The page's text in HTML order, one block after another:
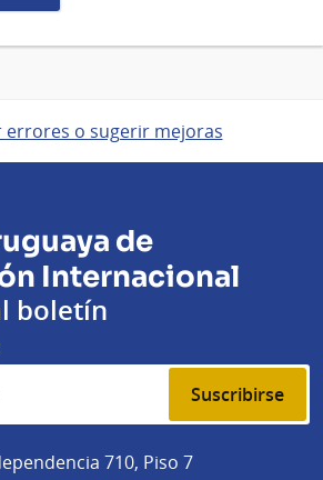
errores o sugerir mejoras
de
Internacional
boletín
Suscribirse
710, Piso 7